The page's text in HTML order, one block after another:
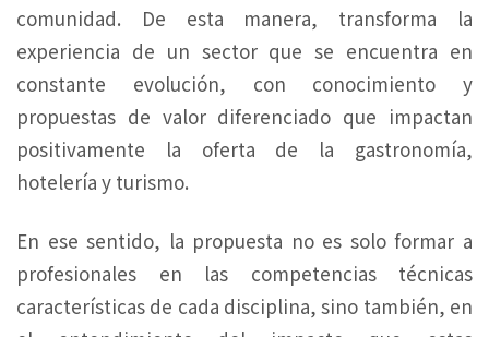
comunidad. De esta manera, transforma la
experiencia de un sector que se encuentra en
constante evolución, con conocimiento y
propuestas de valor diferenciado que impactan
positivamente la oferta de la gastronomía,
hotelería y turismo.
En ese sentido, la propuesta no es solo formar a
profesionales en las competencias técnicas
características de cada disciplina, sino también, en